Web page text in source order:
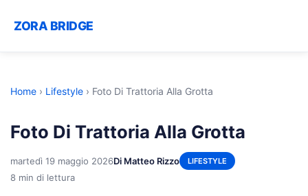
ZORA BRIDGE
Home › Lifestyle › Foto Di Trattoria Alla Grotta
Foto Di Trattoria Alla Grotta
martedì 19 maggio 2026Di Matteo Rizzo LIFESTYLE
8 min di lettura